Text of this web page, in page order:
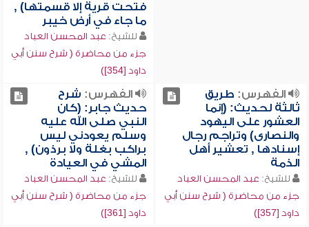
فتحت قرية إلا قسمتها) ,
ما جاء في أرض خيبر
للشيخ: عبد المحسن العباد
جزء من محاضرة ( شرح سنن أبي
داود [354])
الفهرس: طريق
ثالثة لحديث: (إنما
العشور على اليهود
والنصارى) وتراجم رجال
إسنادها , تعشير أهل
الذمة
للشيخ: عبد المحسن العباد
جزء من محاضرة ( شرح سنن أبي
داود [357])
الفهرس: شرح
حديث جابر: (كان
النبي صلى الله عليه
وسلم يعودني ليس
براكب بغلة ولا برذون) ,
المشي في العيادة
للشيخ: عبد المحسن العباد
جزء من محاضرة ( شرح سنن أبي
داود [361])